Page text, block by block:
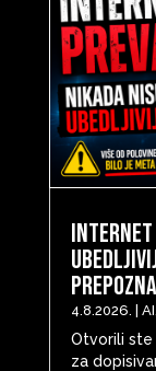
Internet
4.8.2026. | AI
Otvorili ste
za